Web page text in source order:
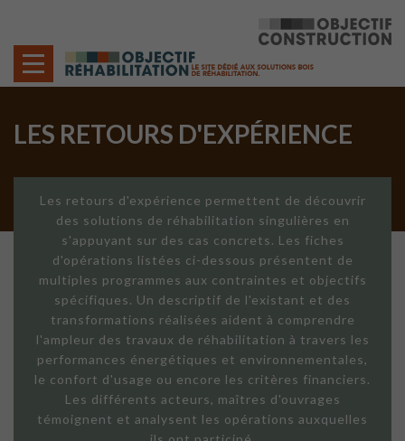
LES RETOURS D'EXPÉRIENCE
Les retours d'expérience permettent de découvrir
des solutions de réhabilitation singulières en
s'appuyant sur des cas concrets. Les fiches
d'opérations listées ci-dessous présentent de
multiples programmes aux contraintes et objectifs
spécifiques. Un descriptif de l'existant et des
transformations réalisées aident à comprendre
l'ampleur des travaux de réhabilitation à travers les
performances énergétiques et environnementales,
le confort d'usage ou encore les critères financiers.
Les différents acteurs, maîtres d'ouvrages
témoignent et analysent les opérations auxquelles